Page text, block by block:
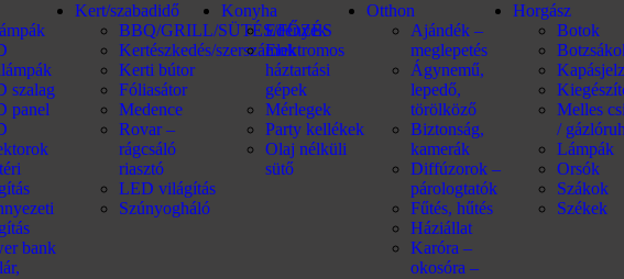
szalag
panel
bank
Kert/szabadidő
BBQ/GRILL/SÜTÉS/FŐZÉS
Kertészkedés/szerszámok
Kerti bútor
Fóliasátor
Medence
Rovar –
rágcsáló
riasztó
LED világítás
Szúnyogháló
Konyha
Edények
Elektromos
háztartási
gépek
Mérlegek
Party kellékek
Olaj nélküli
sütő
Otthon
Ajándék –
meglepetés
Ágynemű,
lepedő,
törölköző
Biztonság,
kamerák
Diffúzorok –
párologtatók
Fűtés, hűtés
Háziállat
Karóra –
okosóra –
Horgász
Botok
Melles
/
Lámpák
Orsók
Szákok
Székek